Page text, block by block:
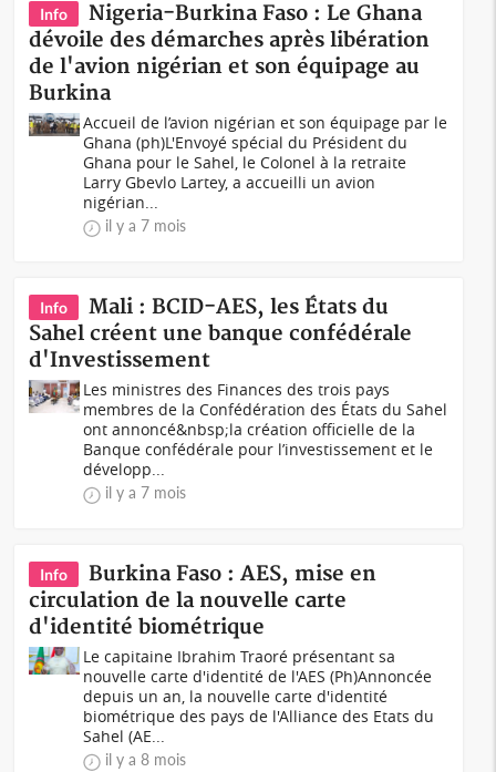
Info
Nigeria-Burkina Faso : Le Ghana
dévoile des démarches après libération
de l'avion nigérian et son équipage au
Burkina
Accueil de l’avion nigérian et son équipage par le
Ghana (ph)L'Envoyé spécial du Président du
Ghana pour le Sahel, le Colonel à la retraite
Larry Gbevlo Lartey, a accueilli un avion
nigérian...
il y a 7 mois
Info
Mali : BCID-AES, les États du
Sahel créent une banque confédérale
d'Investissement
Les ministres des Finances des trois pays
membres de la Confédération des États du Sahel
ont annoncé&nbsp;la création officielle de la
Banque confédérale pour l’investissement et le
développ...
il y a 7 mois
Info
Burkina Faso : AES, mise en
circulation de la nouvelle carte
d'identité biométrique
Le capitaine Ibrahim Traoré présentant sa
nouvelle carte d'identité de l'AES (Ph)Annoncée
depuis un an, la nouvelle carte d'identité
biométrique des pays de l'Alliance des Etats du
Sahel (AE...
il y a 8 mois